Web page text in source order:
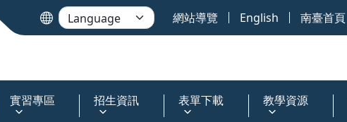
網站導覽 English 南臺首頁
實習專區 招生資訊 表單下載 教學資源